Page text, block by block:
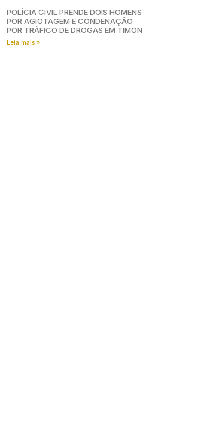
POLÍCIA CIVIL PRENDE DOIS HOMENS
POR AGIOTAGEM E CONDENAÇÃO
POR TRÁFICO DE DROGAS EM TIMON
Leia mais »